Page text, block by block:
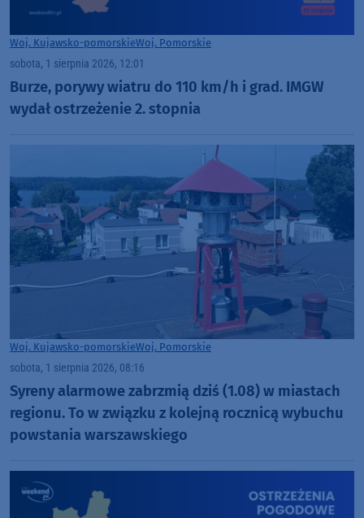
Woj. Kujawsko-pomorskieWoj. Pomorskie
sobota, 1 sierpnia 2026, 12:01
Burze, porywy wiatru do 110 km/h i grad. IMGW
wydał ostrzeżenie 2. stopnia
Woj. Kujawsko-pomorskieWoj. Pomorskie
sobota, 1 sierpnia 2026, 08:16
Syreny alarmowe zabrzmią dziś (1.08) w miastach
regionu. To w związku z kolejną rocznicą wybuchu
powstania warszawskiego